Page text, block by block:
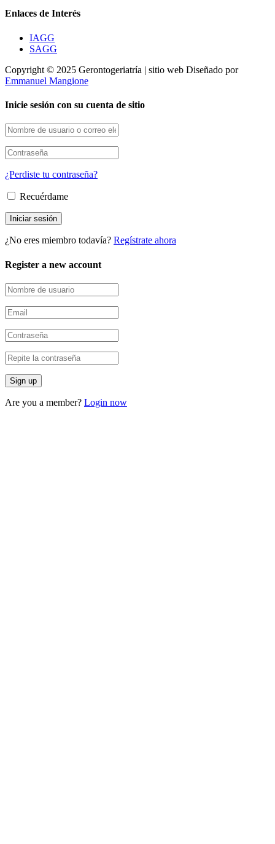
Enlaces de Interés
IAGG
SAGG
Copyright © 2025 Gerontogeriatría | sitio web Diseñado por
Emmanuel Mangione
Inicie sesión con su cuenta de sitio
¿Perdiste tu contraseña?
Recuérdame
¿No eres miembro todavía? Regístrate ahora
Register a new account
Are you a member? Login now